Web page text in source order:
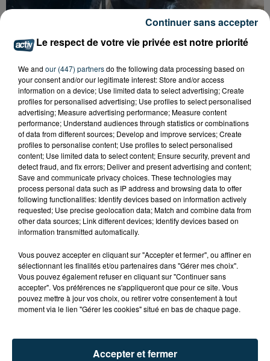
CYANOBACTÉRIES : LE PRÉFÊT PREND UN
ARRÊTÉ POUR LES ACTIVITÉS DE...
L’ASSE RÉDUIT FACE À SOCHAUX, UNE
PREMIÈRE VICTOIRE POUR NOS VERTS ?
Le respect de votre vie privée est notre priorité
We and our (447) partnersdo the following data processing based on
your consent and/or our legitimate interest: Store and/or access
information on a device; Use limited data to select advertising; Create
profiles for personalised advertising; Use profiles to select personalised
advertising; Measure advertising performance; Measure content
performance; Understand audiences through statistics or combinations
of data from different sources; Develop and improve services; Create
profiles to personalise content; Use profiles to select personalised
content; Use limited data to select content; Ensure security, prevent and
detect fraud, and fix errors; Deliver and present advertising and content;
Save and communicate privacy choices. These technologies may
process personal data such as IP address and browsing data to offer
following functionalities: Identify devices based on information actively
requested; Use precise geolocation data; Match and combine data from
other data sources; Link different devices; Identify devices based on
information transmitted automatically.
Vous pouvez accepter en cliquant sur "Accepter et fermer", ou affiner en
sélectionnant les finalités et/ou partenaires dans "Gérer mes choix".
Vous pouvez également refuser en cliquant sur "Continuer sans
accepter". Vos préférences ne s'appliqueront que pour ce site. Vous
pouvez mettre à jour vos choix, ou retirer votre consentement à tout
moment via le lien "Gérer les cookies" situé en bas de chaque page.
Accepter et fermer
Continuer sans accepter